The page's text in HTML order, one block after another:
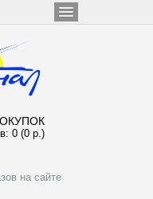
0 (0 р.)
на сайте